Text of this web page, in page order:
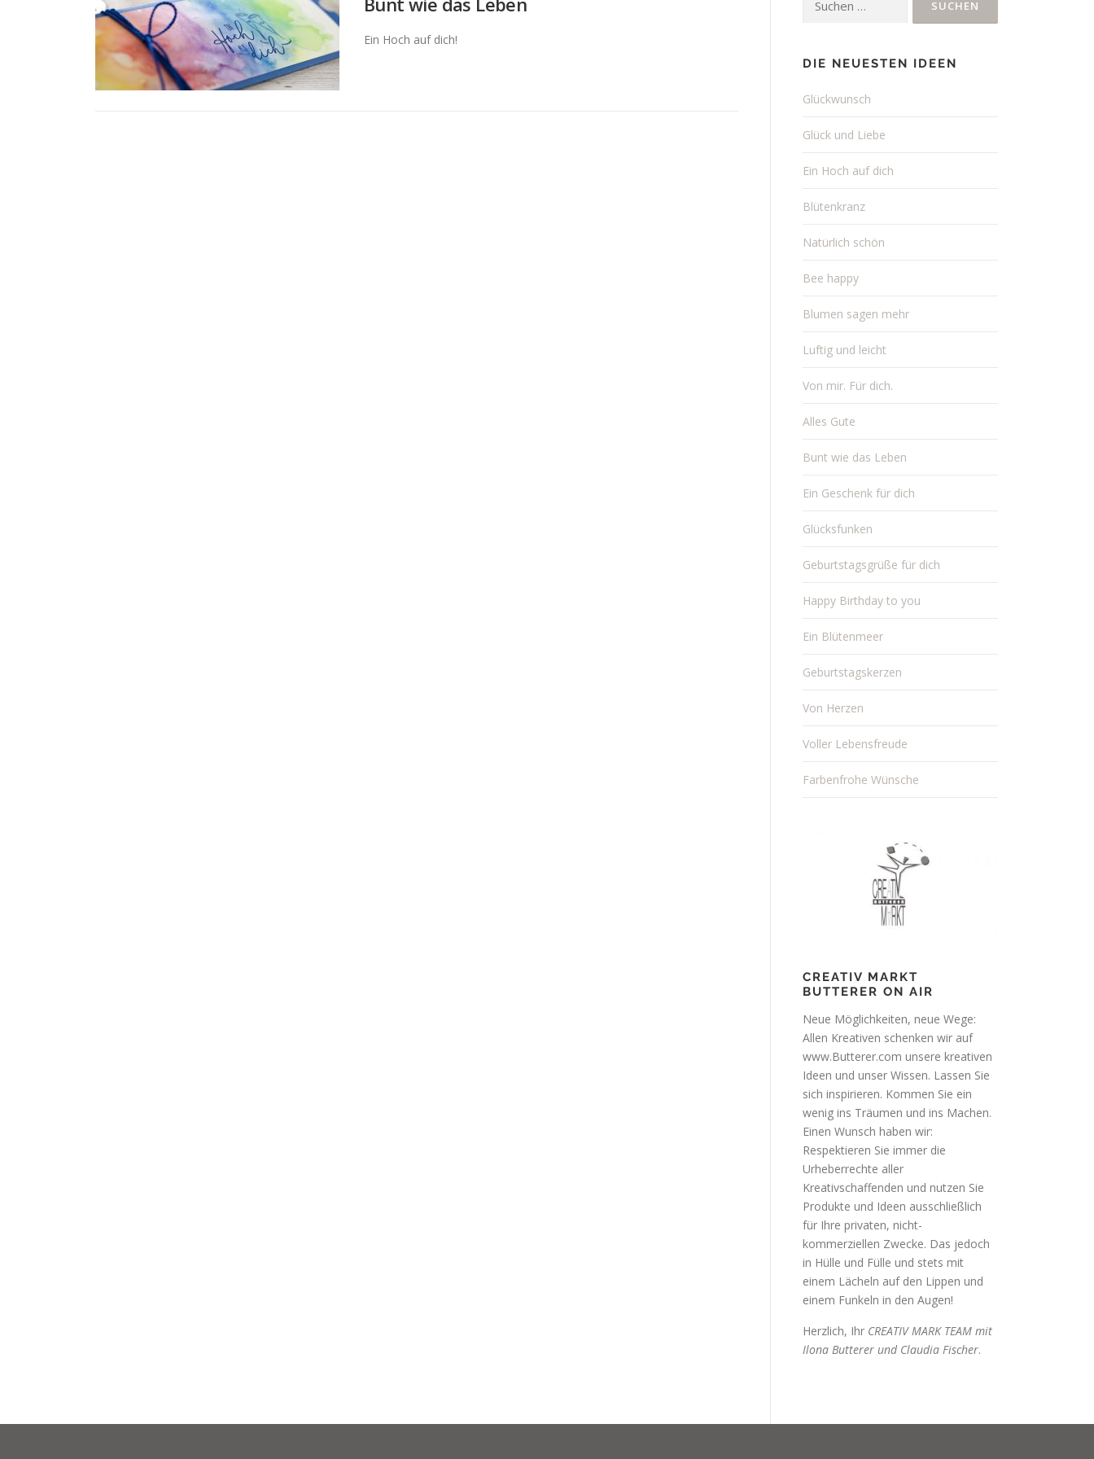
Ein Hoch auf dich!
nach:
DIE NEUESTEN IDEEN
Glückwunsch
Glück und Liebe
Ein Hoch auf dich
Blütenkranz
Natürlich schön
Bee happy
Blumen sagen mehr
Luftig und leicht
Von mir. Für dich.
Alles Gute
Bunt wie das Leben
Ein Geschenk für dich
Glücksfunken
Geburtstagsgrüße für dich
Happy Birthday to you
Ein Blütenmeer
Geburtstagskerzen
Von Herzen
Voller Lebensfreude
Farbenfrohe Wünsche
CREATIV MARKT
BUTTERER ON AIR
Neue Möglichkeiten, neue Wege:
Allen Kreativen schenken wir auf
www.Butterer.com unsere kreativen
Ideen und unser Wissen. Lassen Sie
sich inspirieren. Kommen Sie ein
wenig ins Träumen und ins Machen.
Einen Wunsch haben wir:
Respektieren Sie immer die
Urheberrechte aller
Kreativschaffenden und nutzen Sie
Produkte und Ideen ausschließlich
für Ihre privaten, nicht-
kommerziellen Zwecke. Das jedoch
in Hülle und Fülle und stets mit
einem Lächeln auf den Lippen und
einem Funkeln in den Augen!
Herzlich, Ihr CREATIV MARK TEAM mit
Ilona Butterer und Claudia Fischer.